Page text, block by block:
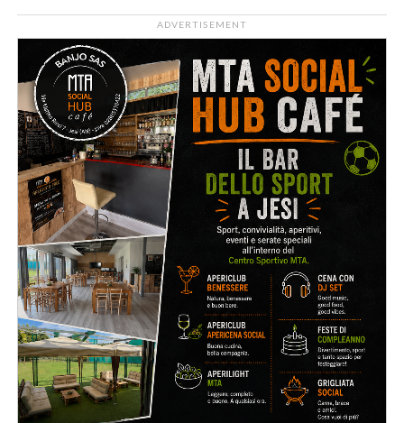
ADVERTISEMENT